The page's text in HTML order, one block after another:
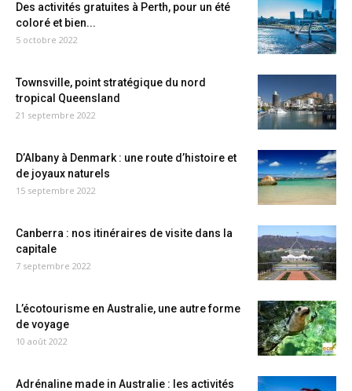
Des activités gratuites à Perth, pour un été
coloré et bien...
5 octobre 2022
Townsville, point stratégique du nord
tropical Queensland
21 septembre 2022
D’Albany à Denmark : une route d’histoire et
de joyaux naturels
15 septembre 2022
Canberra : nos itinéraires de visite dans la
capitale
7 septembre 2022
L’écotourisme en Australie, une autre forme
de voyage
10 août 2022
Adrénaline made in Australie : les activités